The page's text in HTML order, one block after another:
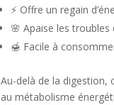
⚡ Offre un regain
🌸 Apaise les
🍯 Facile à
Au-delà de la digestion,
au métabolisme